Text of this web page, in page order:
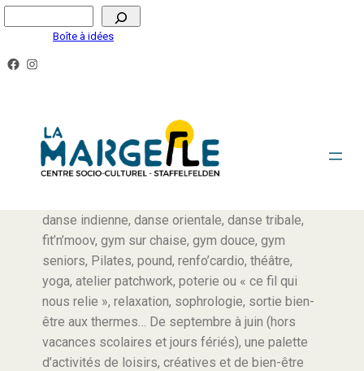
Boîte à idées
ACTIVITÉS DE LOISIRS ADULTES & SENIORS
danse indienne, danse orientale, danse tribale,
fit’n’moov, gym sur chaise, gym douce, gym
seniors, Pilates, pound, renfo’cardio, théâtre,
yoga, atelier patchwork, poterie ou « ce fil qui
nous relie », relaxation, sophrologie, sortie bien-
être aux thermes… De septembre à juin (hors
vacances scolaires et jours fériés), une palette
d’activités de loisirs, créatives et de bien-être